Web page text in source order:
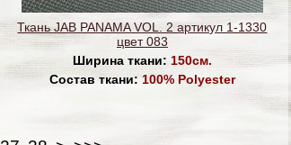
Ткань JAB PANAMA VOL. 2 артикул 1-1330
цвет 083
Ширина ткани: 150см.
Состав ткани: 100% Polyester